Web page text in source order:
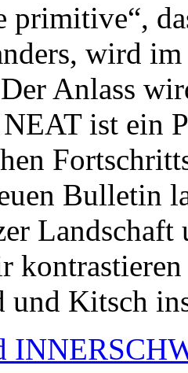
primitive“,
wird
Anlass
ist ein
Bulletin
Kitsch